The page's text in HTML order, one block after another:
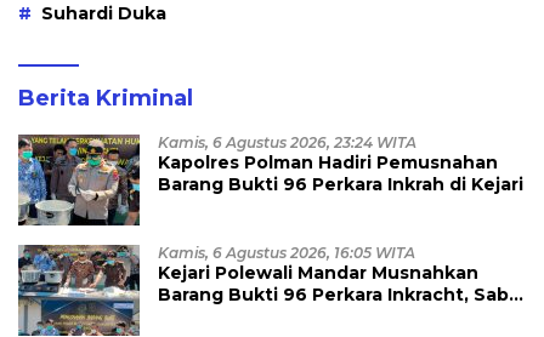
Suhardi Duka
Berita Kriminal
Kamis, 6 Agustus 2026, 23:24 WITA
Kapolres Polman Hadiri Pemusnahan
Barang Bukti 96 Perkara Inkrah di Kejari
Kamis, 6 Agustus 2026, 16:05 WITA
Kejari Polewali Mandar Musnahkan
Barang Bukti 96 Perkara Inkracht, Sabu